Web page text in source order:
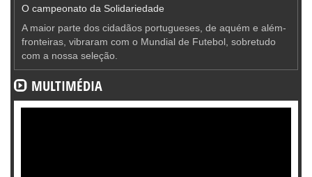
O campeonato da Solidariedade
A maior parte dos cidadãos portugueses, de aquém e além-
fronteiras, vibraram com o Mundial de Futebol, sobretudo
com a nossa seleção.
MULTIMÉDIA